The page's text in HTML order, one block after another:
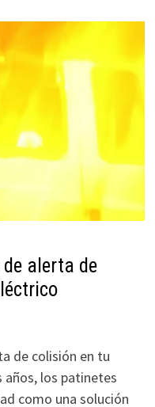
alerta de
de colisión en tu
los patinetes
como una solución